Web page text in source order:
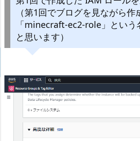
（第1回でブログを見ながら
「minecraft-ec2-role」という
と思います）